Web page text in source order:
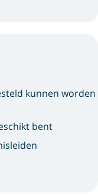
kunnen worden
bent